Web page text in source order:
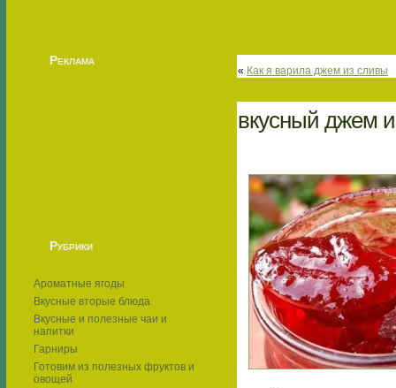
Реклама
Рубрики
Ароматные ягоды
Вкусные вторые блюда
Вкусные и полезные чаи и
напитки
Гарниры
Готовим из полезных фруктов и
овощей
« Как я варила джем из сливы
вкусный джем